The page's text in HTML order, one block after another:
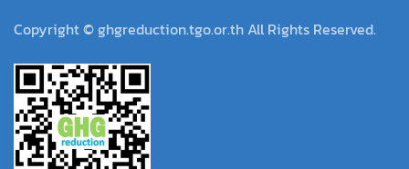
Copyright © ghgreduction.tgo.or.th All Rights Reserved.